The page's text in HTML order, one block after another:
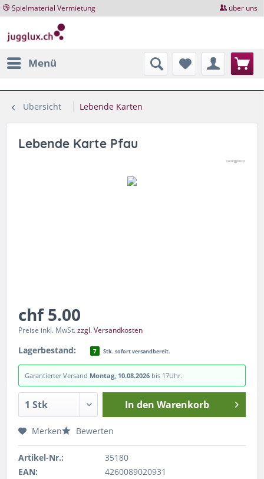
Spielmaterial Vermietung über uns
Menü
Übersicht Lebende Karten
Lebende Karte Pfau
chf 5.00
Preise inkl. MwSt.zzgl. Versandkosten
Lagerbestand: 7 Stk. sofort versandbereit.
Garantierter Versand Montag, 10.08.2026 bis 17Uhr.
In den Warenkorb
Merken Bewerten
Artikel-Nr.:
35180
EAN:
4260089020931